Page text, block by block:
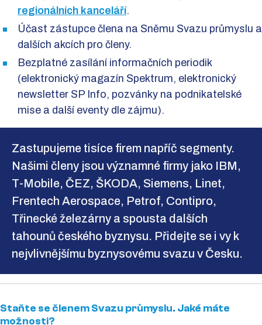
regionálních kanceláří.
Účast zástupce člena na Sněmu Svazu průmyslu a
dalších akcích pro členy.
Bezplatné zasílání informačních periodik
(elektronický magazín Spektrum, elektronický
newsletter SP Info, pozvánky na podnikatelské
mise a další eventy dle zájmu).
Zastupujeme tisíce firem napříč segmenty.
Našimi členy jsou významné firmy jako IBM,
T-Mobile, ČEZ, ŠKODA, Siemens, Linet,
Frentech Aerospace, Petrof, Contipro,
Třinecké železárny a spousta dalších
tahounů českého byznysu. Přidejte se i vy k
nejvlivnějšímu byznysovému svazu v Česku.
Staňte se členem Svazu průmyslu. Jaké máte
možnosti?